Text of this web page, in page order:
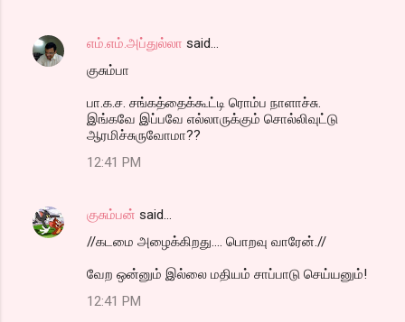
எம்.எம்.அப்துல்லா said…
குசும்பா
பா.க.ச. சங்கத்தைக்கூட்டி ரொம்ப நாளாச்சு.
இங்கவே இப்பவே எல்லாருக்கும் சொல்லிவுட்டு
ஆரமிச்சுருவோமா??
12:41 PM
குசும்பன் said…
//கடமை அழைக்கிறது.... பொறவு வாரேன்.//
வேற ஒன்னும் இல்லை மதியம் சாப்பாடு செய்யனும்!
12:41 PM